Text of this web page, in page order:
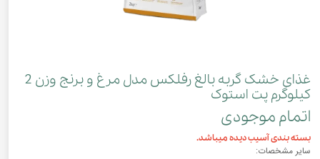
غذای خشک گربه بالغ رفلکس مدل مرغ و برنج وزن 2
کیلوگرم پت استوک
اتمام موجودی
بسته بندی آسیب دیده میباشد.
سایر مشخصات: